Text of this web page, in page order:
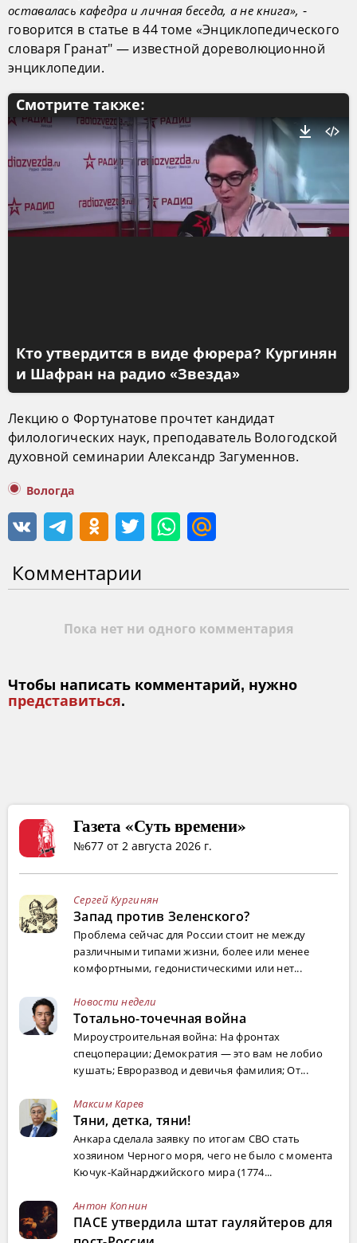
оставалась кафедра и личная беседа, а не книга», -
говорится в статье в 44 томе «Энциклопедического
словаря Гранат" — известной дореволюционной
энциклопедии.
Смотрите также:
Кто утвердится в виде фюрера? Кургинян
и Шафран на радио «Звезда»
Лекцию о Фортунатове прочтет кандидат
филологических наук, преподаватель Вологодской
духовной семинарии Александр Загуменнов.
Вологда
Комментарии
Пока нет ни одного комментария
Чтобы написать комментарий, нужно
представиться.
Газета «Суть времени»
№677 от 2 августа 2026 г.
Сергей Кургинян
Запад против Зеленского?
Проблема сейчас для России стоит не между
различными типами жизни, более или менее
комфортными, гедонистическими или нет...
Новости недели
Тотально-точечная война
Мироустроительная война: На фронтах
спецоперации; Демократия — это вам не лобио
кушать; Евроразвод и девичья фамилия; От...
Максим Карев
Тяни, детка, тяни!
Анкара сделала заявку по итогам СВО стать
хозяином Черного моря, чего не было с момента
Кючук-Кайнарджийского мира (1774...
Антон Копнин
ПАСЕ утвердила штат гауляйтеров для